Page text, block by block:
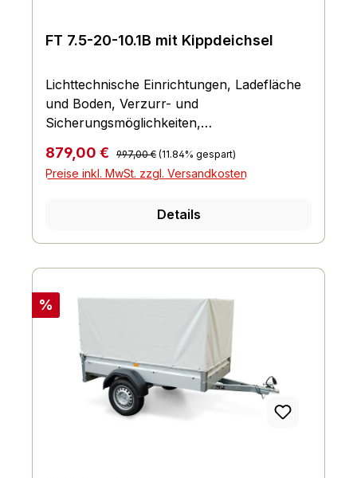
FT 7.5-20-10.1B mit Kippdeichsel
Lichttechnische Einrichtungen, Ladefläche
und Boden, Verzurr- und
Sicherungsmöglichkeiten,
Netze, Räder und Achsen, Bordwand,
Reling und Co., Fahrgestell und Rahmen
Verkaufspreis:
879,00 € Regulärer Preis:
997,00 € (11.84% gespart)
Preise inkl. MwSt. zzgl. Versandkosten
Details
Rabatt
%